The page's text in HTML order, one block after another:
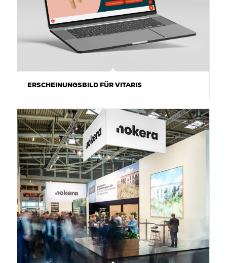
ERSCHEINUNGSBILD FÜR VITARIS